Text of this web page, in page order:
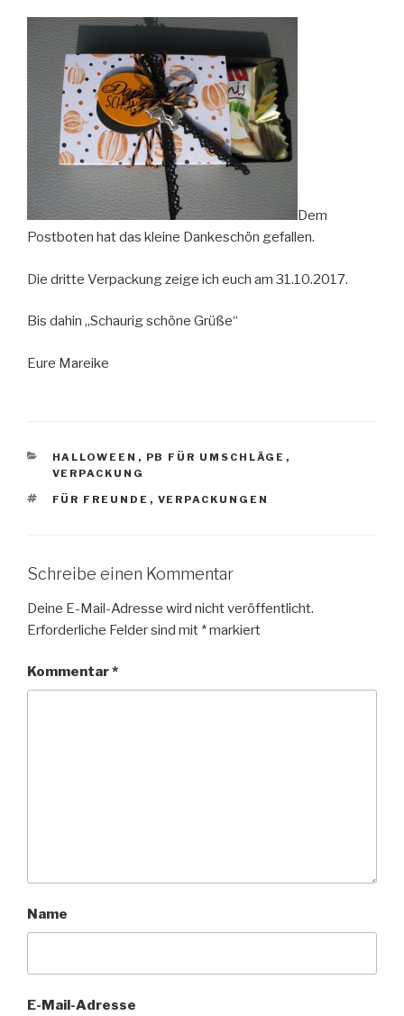
Dem
Postboten hat das kleine Dankeschön gefallen.
Die dritte Verpackung zeige ich euch am 31.10.2017.
Bis dahin „Schaurig schöne Grüße“
Eure Mareike
KATEGORIEN
HALLOWEEN , PB FÜR UMSCHLÄGE ,
VERPACKUNG
SCHLAGWÖRTER
FÜR FREUNDE , VERPACKUNGEN
Schreibe einen Kommentar
Deine E-Mail-Adresse wird nicht veröffentlicht.
Erforderliche Felder sind mit *markiert
Kommentar*
Name
E-Mail-Adresse